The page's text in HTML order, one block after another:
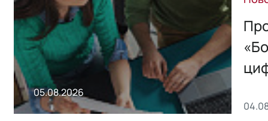
решением Sharx
Storage 2.x для
хранения данных
05.08.2026